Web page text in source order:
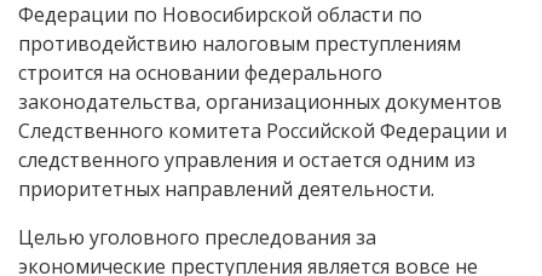
Федерации по Новосибирской области по
противодействию налоговым преступлениям
строится на основании федерального
законодательства, организационных документов
Следственного комитета Российской Федерации и
следственного управления и остается одним из
приоритетных направлений деятельности.
Целью уголовного преследования за
экономические преступления является вовсе не